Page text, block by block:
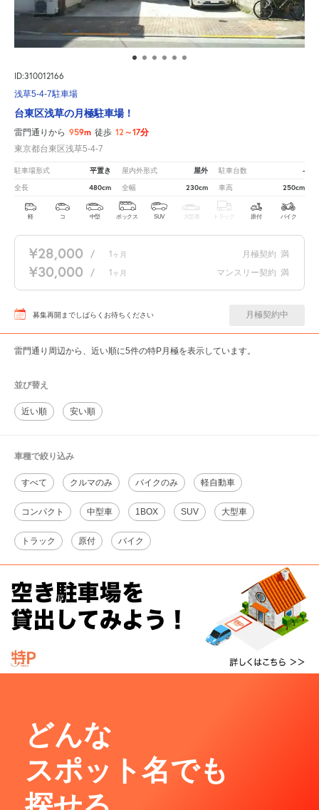
ID:310012166
浅草5-4-7駐車場
台東区浅草の月極駐車場！
雷門通りから 959m 徒歩 12～17分
東京都台東区浅草5-4-7
駐車場形式 平置き 屋内外形式 屋外 駐車台数 -
全長 480cm 全幅 230cm 車高 250cm
軽 コ 中型 ボックス SUV 大型車 トラック 原付 バイク
¥28,000 / 1 ヶ月 月極契約 満
¥30,000 / 1 ヶ月 マンスリー契約 満
募集再開までしばらくお待ちください 月極契約中
雷門通り周辺から、近い順に5件の特P月極を表示しています。
並び替え
近い順 安い順
車種で絞り込み
すべて クルマのみ バイクのみ 軽自動車
コンパクト 中型車 1BOX SUV 大型車
トラック 原付 バイク
どんな
スポット名でも